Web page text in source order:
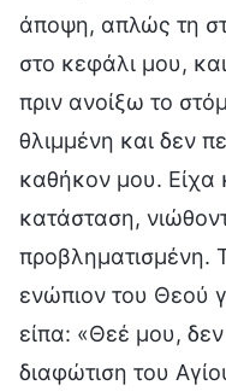
άποψη, απλώς τη
στο κεφάλι μου,
πριν ανοίξω το
θλιμμένη και δεν
καθήκον μου. Είχα
κατάσταση,
προβληματισμένη.
ενώπιον του Θεού
είπα: «Θεέ μου,
διαφώτιση του